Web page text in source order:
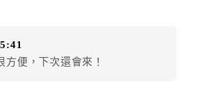
保留起算日）
畫，如逾時未提出申辦，視同無條
益）。 （限原訂飯店使用）
方便，下次還會來！